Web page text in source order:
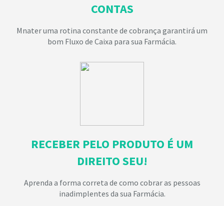
CONTAS
Mnater uma rotina constante de cobrança garantirá um
bom Fluxo de Caixa para sua Farmácia.
RECEBER PELO PRODUTO É UM
DIREITO SEU!
Aprenda a forma correta de como cobrar as pessoas
inadimplentes da sua Farmácia.